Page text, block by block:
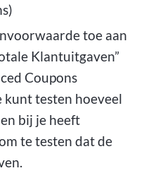
toe aan
Klantuitgaven”
Coupons
kunt testen hoeveel
bij je heeft
te testen dat de